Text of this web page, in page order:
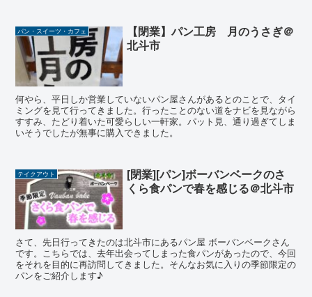
パン・スイーツ・カフェ
【閉業】パン工房 月のうさぎ＠
北斗市
何やら、平日しか営業していないパン屋さんがあるとのことで、タイ
ミングを見て行ってきました。行ったことのない道をナビを見ながら
すすみ、たどり着いた可愛らしい一軒家。パット見、通り過ぎてしま
いそうでしたが無事に購入できました。
テイクアウト
[閉業][パン]ボーバンベークのさ
くら食パンで春を感じる＠北斗市
さて、先日行ってきたのは北斗市にあるパン屋 ボーバンベークさん
です。こちらでは、去年出会ってしまった食パンがあったので、今回
をそれを目的に再訪問してきました。そんなお気に入りの季節限定の
パンをご紹介します♪